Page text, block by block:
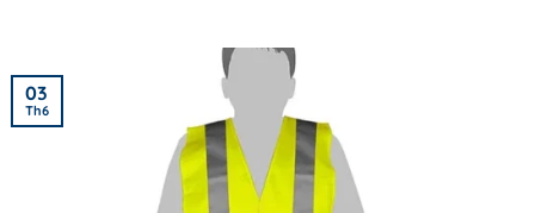
03
Th6